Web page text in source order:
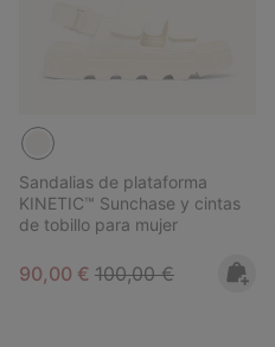
Sandalias de plataforma
KINETIC™ Sunchase y cintas
de tobillo para mujer
Sale price:
90,00 € Regular price:
100,00 €